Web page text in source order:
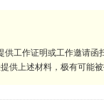
工作证明或工作邀请
供上述材料，极有可能